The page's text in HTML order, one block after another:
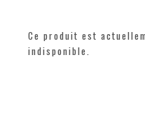
Ce produit est
indisponible.